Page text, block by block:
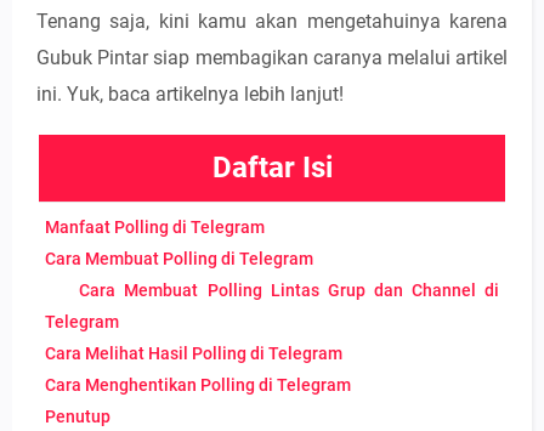
Tenang saja, kini kamu akan mengetahuinya karena
Gubuk Pintar siap membagikan caranya melalui artikel
ini. Yuk, baca artikelnya lebih lanjut!
Daftar Isi
Manfaat Polling di Telegram
Cara Membuat Polling di Telegram
Cara Membuat Polling Lintas Grup dan Channel di
Telegram
Cara Melihat Hasil Polling di Telegram
Cara Menghentikan Polling di Telegram
Penutup